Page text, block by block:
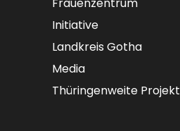
Initiative
Landkreis Gotha
Media
Thüringenweite